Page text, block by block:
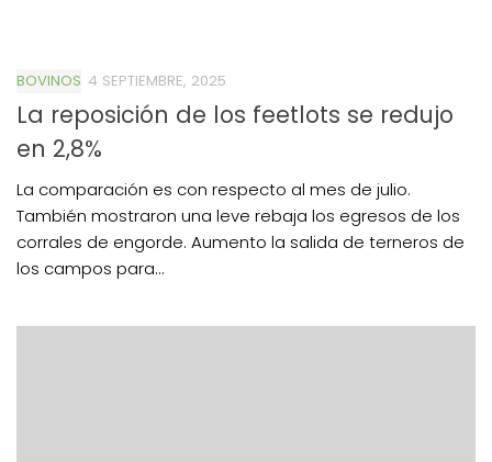
BOVINOS 4 SEPTIEMBRE, 2025
La reposición de los feetlots se redujo
en 2,8%
La comparación es con respecto al mes de julio.
También mostraron una leve rebaja los egresos de los
corrales de engorde. Aumento la salida de terneros de
los campos para...